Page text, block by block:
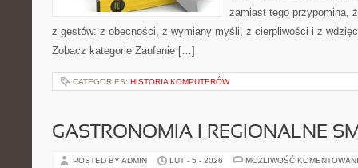
zamiast tego przypomina,
z gestów: z obecności, z wymiany myśli, z cierpliwości i z
Zobacz kategorie Zaufanie […]
CATEGORIES: HISTORIA KOMPUTERÓW
GASTRONOMIA I REGIONALNE
POSTED BY ADMIN LUT - 5 - 2026 MOŻLIWOŚĆ